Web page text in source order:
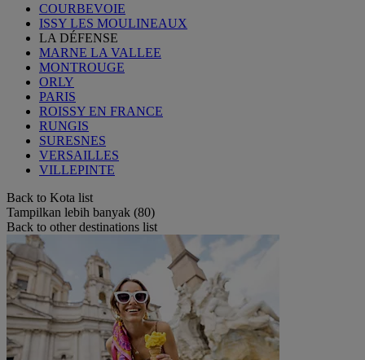
COURBEVOIE
ISSY LES MOULINEAUX
LA DÉFENSE
MARNE LA VALLEE
MONTROUGE
ORLY
PARIS
ROISSY EN FRANCE
RUNGIS
SURESNES
VERSAILLES
VILLEPINTE
Back to Kota list
Tampilkan lebih banyak (80)
Back to other destinations list